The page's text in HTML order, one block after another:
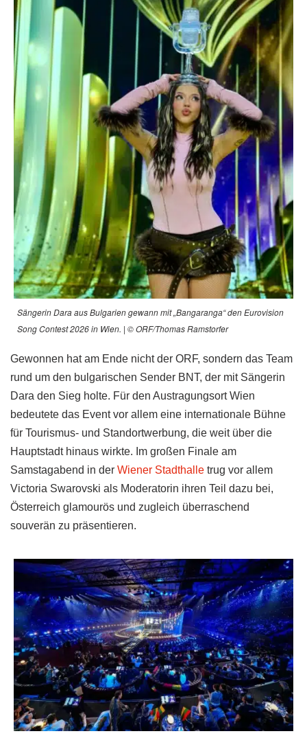
Sängerin Dara aus Bulgarien gewann mit „Bangaranga“ den Eurovision
Song Contest 2026 in Wien. | © ORF/Thomas Ramstorfer
Gewonnen hat am Ende nicht der ORF, sondern das Team
rund um den bulgarischen Sender BNT, der mit Sängerin
Dara den Sieg holte. Für den Austragungsort Wien
bedeutete das Event vor allem eine internationale Bühne
für Tourismus- und Standortwerbung, die weit über die
Hauptstadt hinaus wirkte. Im großen Finale am
Samstagabend in der Wiener Stadthalle trug vor allem
Victoria Swarovski als Moderatorin ihren Teil dazu bei,
Österreich glamourös und zugleich überraschend
souverän zu präsentieren.